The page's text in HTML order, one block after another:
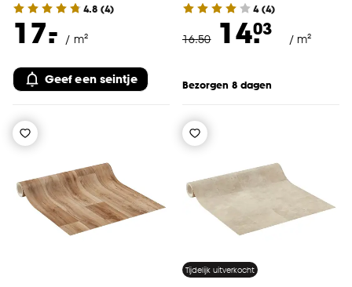
4.8 (4)
17.
- / m²
Geef een seintje
4(4)
16.50 14.03
/ m²
Bezorgen 8 dagen
Tijdelijk uitverkocht